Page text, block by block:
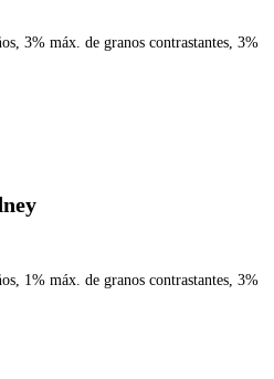
3% máx. de granos contrastantes, 3%
1% máx. de granos contrastantes, 3%